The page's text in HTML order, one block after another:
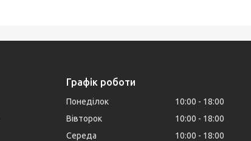
Графік роботи
Понеділок 10:00
18:00
Вівторок
10:00
18:00
Середа
10:00
18:00